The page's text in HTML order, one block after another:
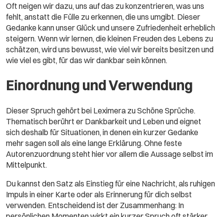
Oft neigen wir dazu, uns auf das zu konzentrieren, was uns
fehlt, anstatt die Fülle zu erkennen, die uns umgibt. Dieser
Gedanke kann unser Glück und unsere Zufriedenheit erheblich
steigern. Wenn wir lernen, die kleinen Freuden des Lebens zu
schätzen, wird uns bewusst, wie viel wir bereits besitzen und
wie viel es gibt, für das wir dankbar sein können.
Einordnung und Verwendung
Dieser Spruch gehört bei Leximera zu Schöne Sprüche.
Thematisch berührt er Dankbarkeit und Leben und eignet
sich deshalb für Situationen, in denen ein kurzer Gedanke
mehr sagen soll als eine lange Erklärung. Ohne feste
Autorenzuordnung steht hier vor allem die Aussage selbst im
Mittelpunkt.
Du kannst den Satz als Einstieg für eine Nachricht, als ruhigen
Impuls in einer Karte oder als Erinnerung für dich selbst
verwenden. Entscheidend ist der Zusammenhang: In